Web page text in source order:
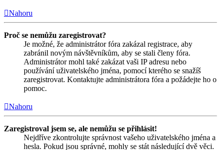
Nahoru
Proč se nemůžu zaregistrovat?
Je možné, že administrátor fóra zakázal registrace, aby
zabránil novým návštěvníkům, aby se stali členy fóra.
Administrátor mohl také zakázat vaši IP adresu nebo
používání uživatelského jména, pomocí kterého se snažíš
zaregistrovat. Kontaktujte administrátora fóra a požádejte ho o
pomoc.
Nahoru
Zaregistroval jsem se, ale nemůžu se přihlásit!
Nejdříve zkontrolujte správnost vašeho uživatelského jména a
hesla. Pokud jsou správné, mohly se stát následující dvě věci.